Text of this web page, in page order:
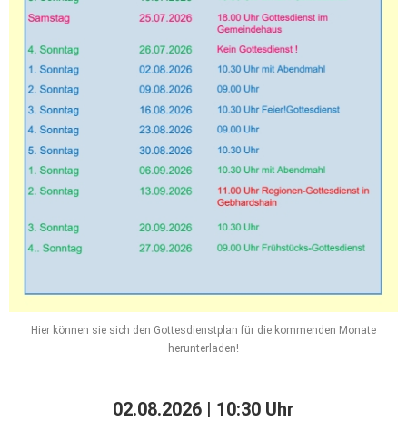
Hier können sie sich den Gottesdienstplan für die kommenden Monate
herunterladen!
02.08.2026 | 10:30 Uhr